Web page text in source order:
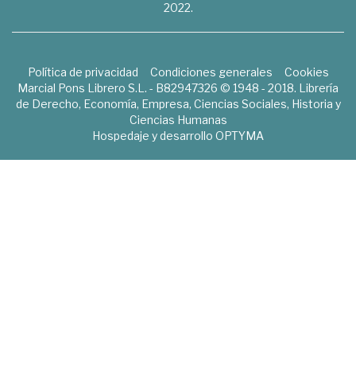
2022.
Política de privacidad Condiciones generales
Cookies
Marcial Pons Librero S.L. - B82947326 © 1948 - 2018. Librería
de Derecho, Economía, Empresa, Ciencias Sociales, Historia y
Ciencias Humanas
Hospedaje y desarrollo OPTYMA